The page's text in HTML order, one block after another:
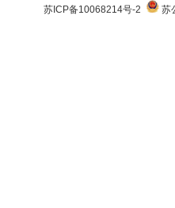
苏ICP备10068214号-2 苏